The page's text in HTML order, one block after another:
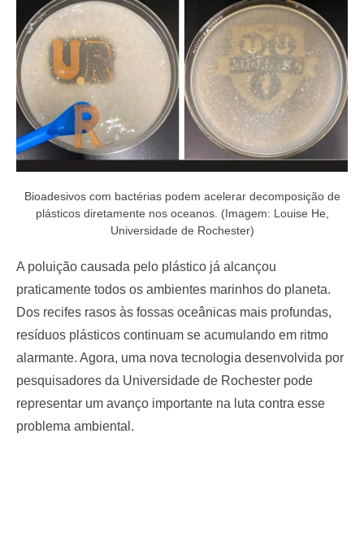
o
Bioadesivos com bactérias podem acelerar decomposição de
plásticos diretamente nos oceanos. (Imagem: Louise He,
Universidade de Rochester)
A poluição causada pelo plástico já alcançou
praticamente todos os ambientes marinhos do planeta.
Dos recifes rasos às fossas oceânicas mais profundas,
resíduos plásticos continuam se acumulando em ritmo
alarmante. Agora, uma nova tecnologia desenvolvida por
pesquisadores da Universidade de Rochester pode
representar um avanço importante na luta contra esse
problema ambiental.